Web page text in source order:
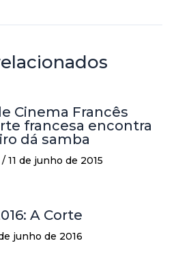
Cinema Francês
francesa encontra
dá samba
/ 11 de junho de 2015
A Corte
junho de 2016